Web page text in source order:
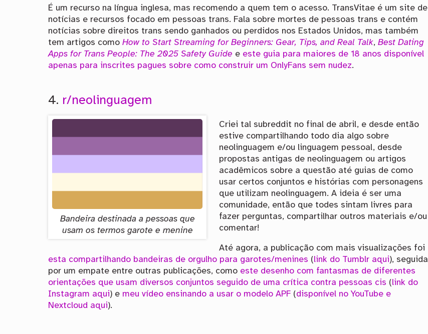
É um recurso na língua inglesa, mas recomendo a quem tem o acesso. TransVitae é um site de
notícias e recursos focado em pessoas trans. Fala sobre mortes de pessoas trans e contém
notícias sobre direitos trans sendo ganhados ou perdidos nos Estados Unidos, mas também
tem artigos comoHow to Start Streaming for Beginners: Gear, Tips, and Real Talk,Best Dating
Apps for Trans People: The 2025 Safety Guide e este guia para maiores de 18 anos disponível
apenas para inscrites pagues sobre como construir um OnlyFans sem nudez.
4. r/neolinguagem
Bandeira destinada a pessoas que
usam os termos garote e menine
Criei tal subreddit no final de abril, e desde então
estive compartilhando todo dia algo sobre
neolinguagem e/ou linguagem pessoal, desde
propostas antigas de neolinguagem ou artigos
acadêmicos sobre a questão até guias de como
usar certos conjuntos e histórias com personagens
que utilizam neolinguagem. A ideia é ser uma
comunidade, então que todes sintam livres para
fazer perguntas, compartilhar outros materiais e/ou
comentar!
Até agora, a publicação com mais visualizações foi
esta compartilhando bandeiras de orgulho para garotes/menines (link do Tumblr aqui), seguida
por um empate entre outras publicações, como este desenho com fantasmas de diferentes
orientações que usam diversos conjuntos seguido de uma crítica contra pessoas cis (link do
Instagram aqui) e meu vídeo ensinando a usar o modelo APF (disponível no YouTube e
Nextcloud aqui).